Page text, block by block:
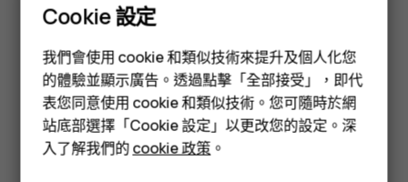
智慧型手機
功能型手機
配件
平板電腦
通過 Google 搜尋探索網絡和外面的世界。您可以使用鍵盤來輸
入搜尋單字。
在 Chrome 中：
1.點選搜尋列。 2.在搜尋方塊中輸入搜尋單字。 3.點選arrow_forward。
您也可以從建議的相符項目中選擇搜尋單字。
Cookie 設定
我們會使用 cookie 和類似技術來提升及個人化您
的體驗並顯示廣告。透過點擊「全部接受」，即代
表您同意使用 cookie 和類似技術。您可隨時於網
站底部選擇「Cookie 設定」以更改您的設定。深
入了解我們的cookie 政策 。